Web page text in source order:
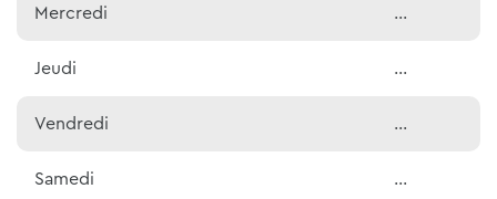
Mercredi ...
Jeudi ...
Vendredi ...
Samedi ...